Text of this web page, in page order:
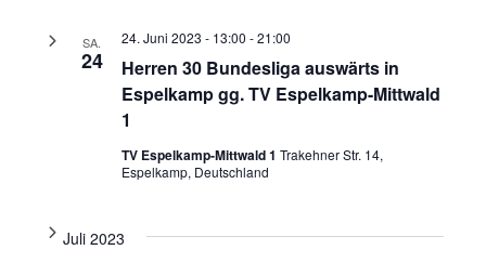
SA.
24
Herren 30 Bundesliga auswärts in
Espelkamp gg. TV Espelkamp-Mittwald
1
24. Juni 2023 - 13:00 -21:00
TV Espelkamp-Mittwald 1 Trakehner Str. 14,
Espelkamp, Deutschland
Juli 2023